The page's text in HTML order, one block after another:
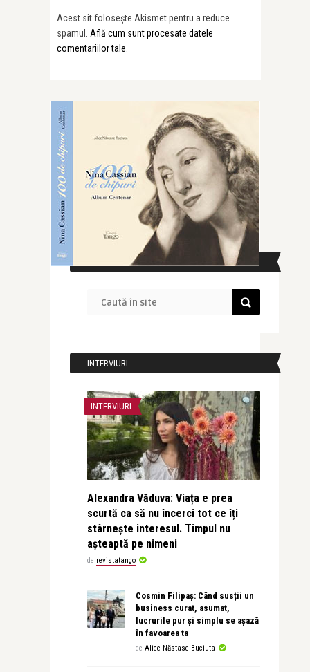
Acest sit folosește Akismet pentru a reduce
spamul. Află cum sunt procesate datele
comentariilor tale
CAUTĂ ÎN SITE
INTERVIURI
INTERVIURI
Alexandra Văduva: Viața e prea
scurtă ca să nu încerci tot ce îți
stârnește interesul. Timpul nu
așteaptă pe nimeni
de revistatango
Cosmin Filipaș: Când susții un
business curat, asumat,
lucrurile pur și simplu se așază
în favoarea ta
de Alice Năstase Buciuta